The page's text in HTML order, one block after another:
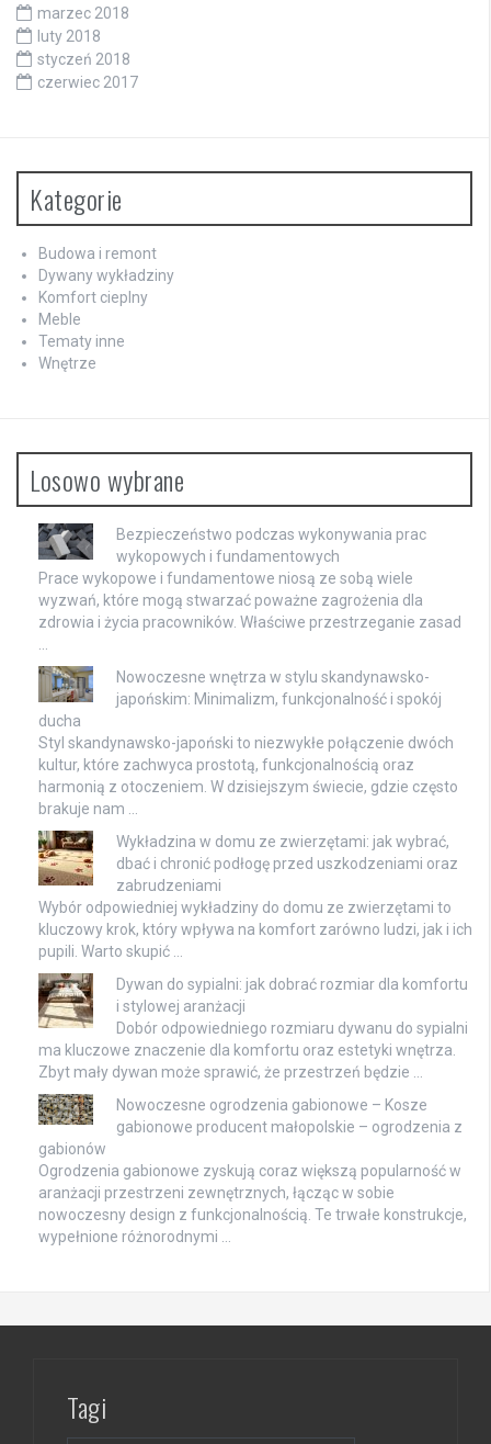
marzec 2018
luty 2018
styczeń 2018
czerwiec 2017
Kategorie
Budowa i remont
Dywany wykładziny
Komfort cieplny
Meble
Tematy inne
Wnętrze
Losowo wybrane
Bezpieczeństwo podczas wykonywania prac
wykopowych i fundamentowych
Prace wykopowe i fundamentowe niosą ze sobą wiele
wyzwań, które mogą stwarzać poważne zagrożenia dla
zdrowia i życia pracowników. Właściwe przestrzeganie zasad
Nowoczesne wnętrza w stylu skandynawsko-
japońskim: Minimalizm, funkcjonalność i spokój
ducha
Styl skandynawsko-japoński to niezwykłe połączenie dwóch
kultur, które zachwyca prostotą, funkcjonalnością oraz
harmonią z otoczeniem. W dzisiejszym świecie, gdzie często
brakuje nam …
Wykładzina w domu ze zwierzętami: jak wybrać,
dbać i chronić podłogę przed uszkodzeniami oraz
zabrudzeniami
Wybór odpowiedniej wykładziny do domu ze zwierzętami to
kluczowy krok, który wpływa na komfort zarówno ludzi, jak i ich
pupili. Warto skupić …
Dywan do sypialni: jak dobrać rozmiar dla komfortu
i stylowej aranżacji
Dobór odpowiedniego rozmiaru dywanu do sypialni
ma kluczowe znaczenie dla komfortu oraz estetyki wnętrza.
Zbyt mały dywan może sprawić, że przestrzeń będzie …
Nowoczesne ogrodzenia gabionowe – Kosze
gabionowe producent małopolskie – ogrodzenia z
gabionów
Ogrodzenia gabionowe zyskują coraz większą popularność w
aranżacji przestrzeni zewnętrznych, łącząc w sobie
nowoczesny design z funkcjonalnością. Te trwałe konstrukcje,
wypełnione różnorodnymi …
Tagi